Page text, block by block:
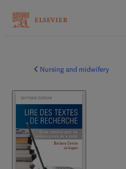
Nursing and midwifery